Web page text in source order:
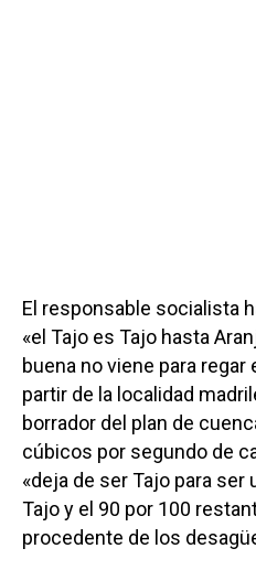
El responsable socialista
«el Tajo es Tajo hasta
buena no viene para regar
partir de la localidad
borrador del plan de
cúbicos por segundo de
«deja de ser Tajo para ser
Tajo y el 90 por 100
procedente de los